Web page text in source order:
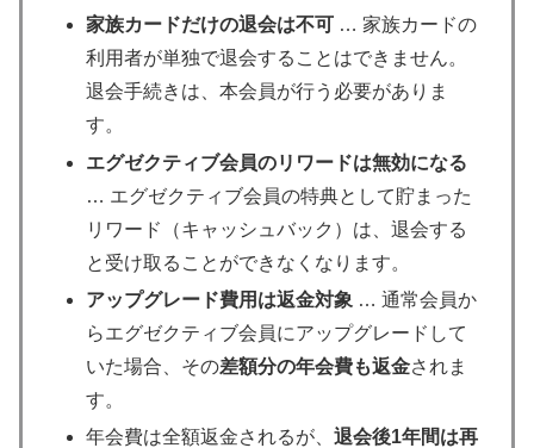
家族カードだけの退会は不可 … 家族カードの
利用者が単独で退会することはできません。
退会手続きは、本会員が行う必要がありま
す。
エグゼクティブ会員のリワードは無効になる
… エグゼクティブ会員の特典として貯まった
リワード（キャッシュバック）は、退会する
と受け取ることができなくなります。
アップグレード費用は返金対象 … 通常会員か
らエグゼクティブ会員にアップグレードして
いた場合、その差額分の年会費も返金されま
す。
年会費は全額返金されるが、退会後1年間は再